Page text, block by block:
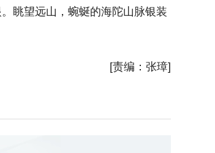
眺望远山，蜿蜒的海陀山脉银装
[责编：张璋]